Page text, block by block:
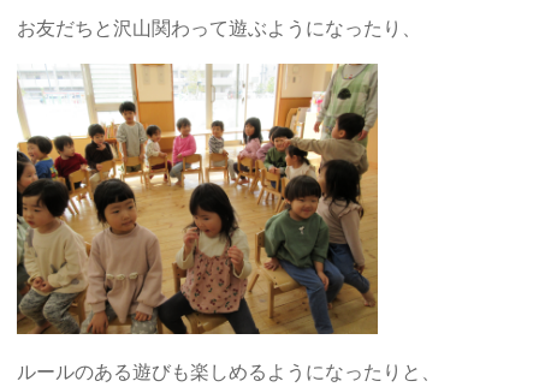
お友だちと沢山関わって遊ぶようになったり、
ルールのある遊びも楽しめるようになったりと、